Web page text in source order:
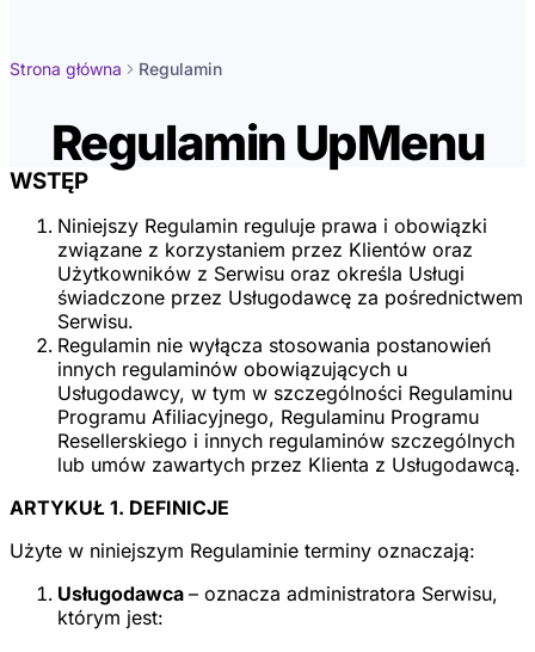
Strona główna Regulamin
Regulamin UpMenu
WSTĘP
Niniejszy Regulamin reguluje prawa i obowiązki
związane z korzystaniem przez Klientów oraz
Użytkowników z Serwisu oraz określa Usługi
świadczone przez Usługodawcę za pośrednictwem
Serwisu.
Regulamin nie wyłącza stosowania postanowień
innych regulaminów obowiązujących u
Usługodawcy, w tym w szczególności Regulaminu
Programu Afiliacyjnego, Regulaminu Programu
Resellerskiego i innych regulaminów szczególnych
lub umów zawartych przez Klienta z Usługodawcą.
ARTYKUŁ 1. DEFINICJE
Użyte w niniejszym Regulaminie terminy oznaczają:
Usługodawca – oznacza administratora Serwisu,
którym jest: